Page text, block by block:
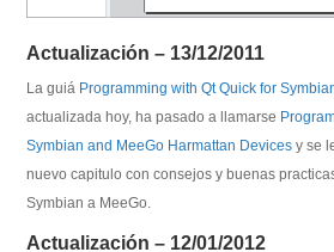
Actualización – 13/12/2011
La guiá Programming with Qt Quick for
actualizada hoy, ha pasado a llamarse
Symbian and MeeGo Harmattan Devices y se
nuevo capitulo con consejos y buenas
Symbian a MeeGo.
Actualización – 12/01/2012